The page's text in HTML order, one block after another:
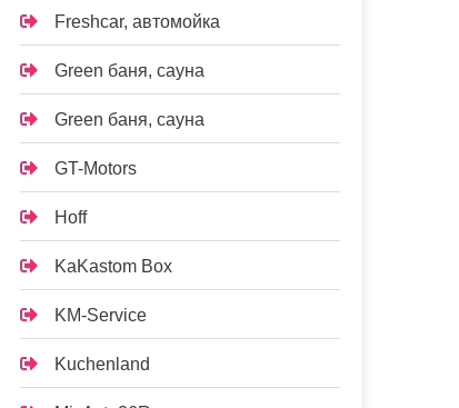
Freshcar, автомойка
Green баня, сауна
Green баня, сауна
GT-Motors
Hoff
KaKastom Box
KM-Service
Kuchenland